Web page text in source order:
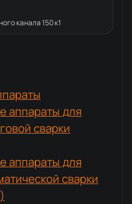
канала 150 к1
аппараты для
сварки
аппараты для
сварки